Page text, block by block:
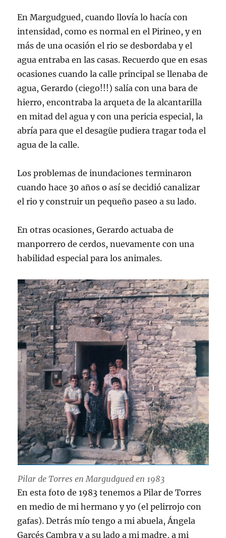
En Margudgued, cuando llovía lo hacía con
intensidad, como es normal en el Pirineo, y en
más de una ocasión el rio se desbordaba y el
agua entraba en las casas. Recuerdo que en esas
ocasiones cuando la calle principal se llenaba de
agua, Gerardo (ciego!!!) salía con una bara de
hierro, encontraba la arqueta de la alcantarilla
en mitad del agua y con una pericia especial, la
abría para que el desagüe pudiera tragar toda el
agua de la calle.
Los problemas de inundaciones terminaron
cuando hace 30 años o así se decidió canalizar
el rio y construir un pequeño paseo a su lado.
En otras ocasiones, Gerardo actuaba de
manporrero de cerdos, nuevamente con una
habilidad especial para los animales.
Pilar de Torres en Margudgued en 1983
En esta foto de 1983 tenemos a Pilar de Torres
en medio de mi hermano y yo (el pelirrojo con
gafas). Detrás mío tengo a mi abuela, Ángela
Garcés Cambra y a su lado a mi madre, a mi